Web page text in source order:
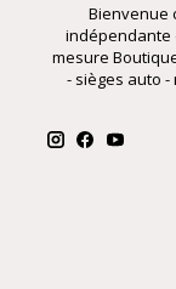
Bienvenue
indépendante
mesure
- sièges auto